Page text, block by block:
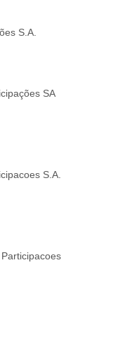
S.A.
SA
S.A.